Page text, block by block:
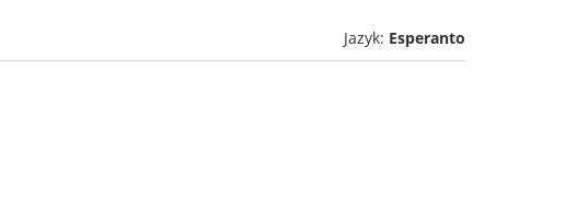
Jazyk: Esperanto